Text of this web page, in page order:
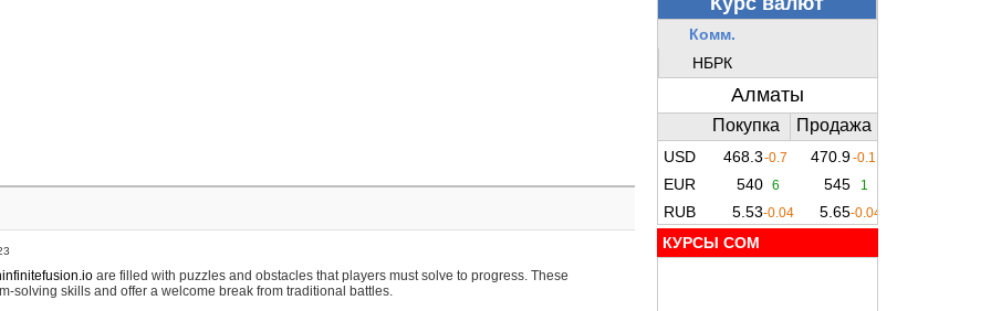
are filled with puzzles and obstacles that players must solve to progress. These
solving skills and offer a welcome break from traditional battles.
КУРСЫ COM